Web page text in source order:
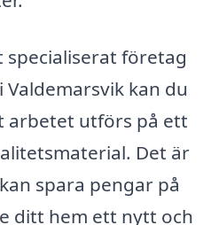
företag
kan du
arbetet utförs på ett
Det är
spara pengar på
ditt hem ett nytt och